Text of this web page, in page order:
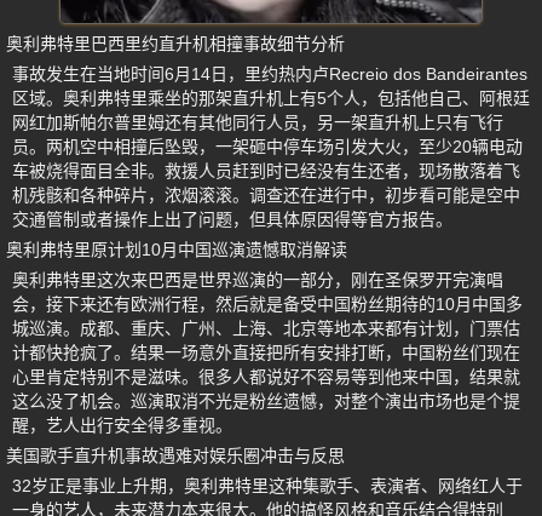
奥利弗特里巴西里约直升机相撞事故细节分析
事故发生在当地时间6月14日，里约热内卢Recreio dos Bandeirantes
区域。奥利弗特里乘坐的那架直升机上有5个人，包括他自己、阿根廷
网红加斯帕尔普里姆还有其他同行人员，另一架直升机上只有飞行
员。两机空中相撞后坠毁，一架砸中停车场引发大火，至少20辆电动
车被烧得面目全非。救援人员赶到时已经没有生还者，现场散落着飞
机残骸和各种碎片，浓烟滚滚。调查还在进行中，初步看可能是空中
交通管制或者操作上出了问题，但具体原因得等官方报告。
奥利弗特里原计划10月中国巡演遗憾取消解读
奥利弗特里这次来巴西是世界巡演的一部分，刚在圣保罗开完演唱
会，接下来还有欧洲行程，然后就是备受中国粉丝期待的10月中国多
城巡演。成都、重庆、广州、上海、北京等地本来都有计划，门票估
计都快抢疯了。结果一场意外直接把所有安排打断，中国粉丝们现在
心里肯定特别不是滋味。很多人都说好不容易等到他来中国，结果就
这么没了机会。巡演取消不光是粉丝遗憾，对整个演出市场也是个提
醒，艺人出行安全得多重视。
美国歌手直升机事故遇难对娱乐圈冲击与反思
32岁正是事业上升期，奥利弗特里这种集歌手、表演者、网络红人于
一身的艺人，未来潜力本来很大。他的搞怪风格和音乐结合得特别